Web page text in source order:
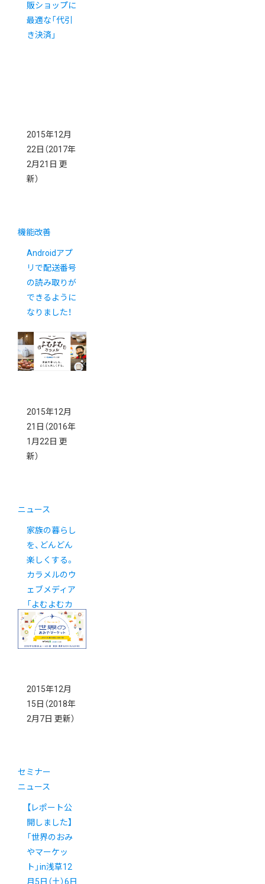
販ショップに
最適な「代引
き決済」
2015年12月
22日 （2017年
2月21日 更
新）
機能改善
Androidアプ
リで配送番号
の読み取りが
できるように
なりました！
2015年12月
21日 （2016年
1月22日 更
新）
ニュース
家族の暮らし
を、どんどん
楽しくする。
カラメルのウ
ェブメディア
「よむよむカ
ラメル」がリ
ニューアル！
2015年12月
15日 （2018年
2月7日 更新）
セミナー
ニュース
【レポート公
開しました】
「世界のおみ
やマーケッ
ト」in浅草12
月5日（土）6日